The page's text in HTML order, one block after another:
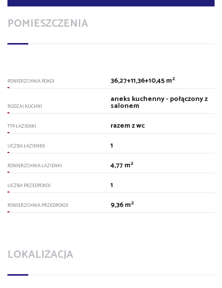
POMIESZCZENIA
POWIERZCHNIA POKOI 36,27+11,36+10,45 m2
RODZAJ KUCHNI
aneks kuchenny - połączony z
salonem
TYP ŁAZIENKI razem z wc
LICZBA ŁAZIENEK 1
POWIERZCHNIA ŁAZIENKI 4,77 m2
LICZBA PRZEDPOKOI 1
POWIERZCHNIA PRZEDPOKOI 9,36 m2
LOKALIZACJA